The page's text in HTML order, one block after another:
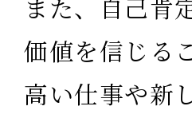
また、自己肯
価値を信じる
高い仕事や新